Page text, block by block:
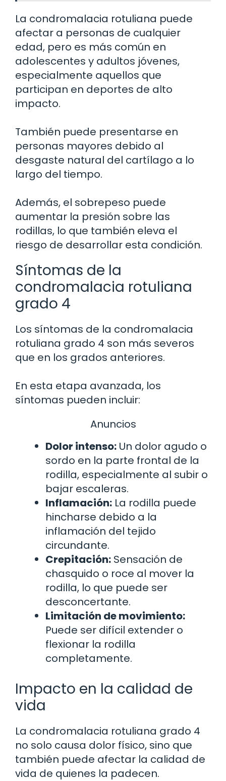
La condromalacia rotuliana puede
afectar a personas de cualquier
edad, pero es más común en
adolescentes y adultos jóvenes,
especialmente aquellos que
participan en deportes de alto
impacto.
También puede presentarse en
personas mayores debido al
desgaste natural del cartílago a lo
largo del tiempo.
Además, el sobrepeso puede
aumentar la presión sobre las
rodillas, lo que también eleva el
riesgo de desarrollar esta condición.
Síntomas de la
condromalacia rotuliana
grado 4
Los síntomas de la condromalacia
rotuliana grado 4 son más severos
que en los grados anteriores.
En esta etapa avanzada, los
síntomas pueden incluir:
Anuncios
Dolor intenso: Un dolor agudo o
sordo en la parte frontal de la
rodilla, especialmente al subir o
bajar escaleras.
Inflamación: La rodilla puede
hincharse debido a la
inflamación del tejido
circundante.
Crepitación: Sensación de
chasquido o roce al mover la
rodilla, lo que puede ser
desconcertante.
Limitación de movimiento:
Puede ser difícil extender o
flexionar la rodilla
completamente.
Impacto en la calidad de
vida
La condromalacia rotuliana grado 4
no solo causa dolor físico, sino que
también puede afectar la calidad de
vida de quienes la padecen.